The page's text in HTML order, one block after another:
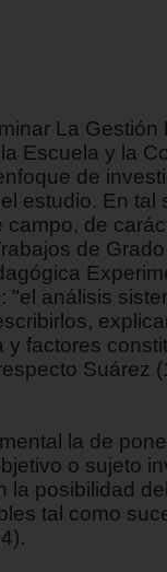
La Gestión
Escuela y la
de
estudio. En tal
campo, de
de
"el análisis
y factores
Suárez
la de
o sujeto
la posibilidad
tal como